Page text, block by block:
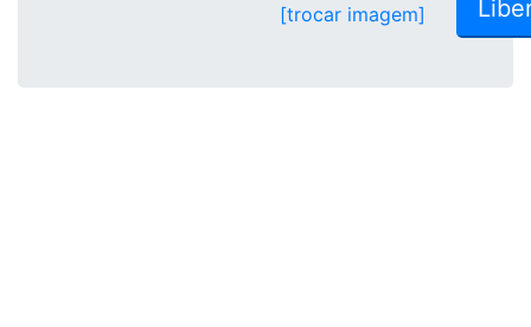
[trocar imagem]